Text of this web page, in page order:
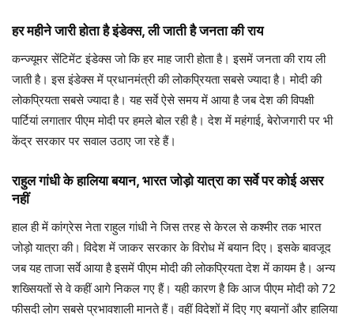
हर महीने जारी होता है इंडेक्स, ली जाती है जनता की राय
कन्ज्यूमर सेंटिमेंट इंडेक्स जो कि हर माह जारी होता है। इसमें जनता की राय ली
जाती है। इस इंडेक्स में प्रधानमंत्री की लोकप्रियता सबसे ज्यादा है। मोदी की
लोकप्रियता सबसे ज्यादा है। यह सर्वे ऐसे समय में आया है जब देश की विपक्षी
पार्टियां लगातार पीएम मोदी पर हमले बोल रही है। देश में महंगाई, बेरोजगारी पर भी
केंद्र सरकार पर सवाल उठाए जा रहे हैं।
राहुल गांधी के ​हालिया बयान, भारत जोड़ो यात्रा का सर्वे पर कोई असर
नहीं
हाल ही में कांग्रेस नेता राहुल गांधी ने जिस तरह से केरल से कश्मीर तक भारत
जोड़ो यात्रा की। विदेश में जाकर सरकार के विरोध में बयान दिए। इसके बावजूद
जब यह ताजा सर्वे आया है इसमें पीएम मोदी की लोकप्रियता देश में कायम है। अन्य
शख्सियतों से वे कहीं आगे निकल गए हैं। यही कारण है कि आज पीएम मोदी को 72
फीसदी लोग सबसे प्रभावशाली मानते हैं। वहीं विदेशों में दिए गए बयानों और हालिया